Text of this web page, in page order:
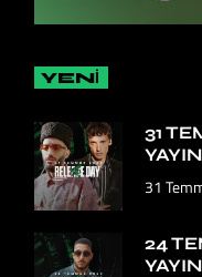
YENİ
31
31
24